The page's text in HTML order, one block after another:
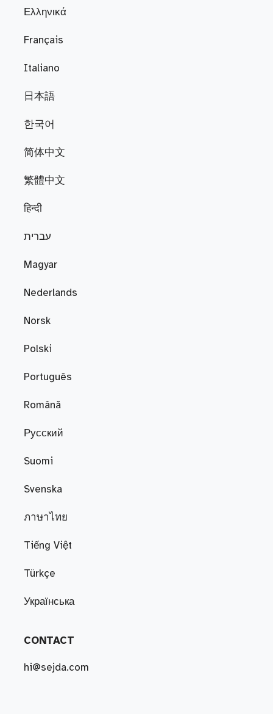
Ελληνικά
Français
Italiano
日本語
한국어
简体中文
繁體中文
हिन्दी
עברית
Magyar
Nederlands
Norsk
Polski
Português
Română
Русский
Suomi
Svenska
ภาษาไทย
Tiếng Việt
Türkçe
Українська
CONTACT
hi@sejda.com